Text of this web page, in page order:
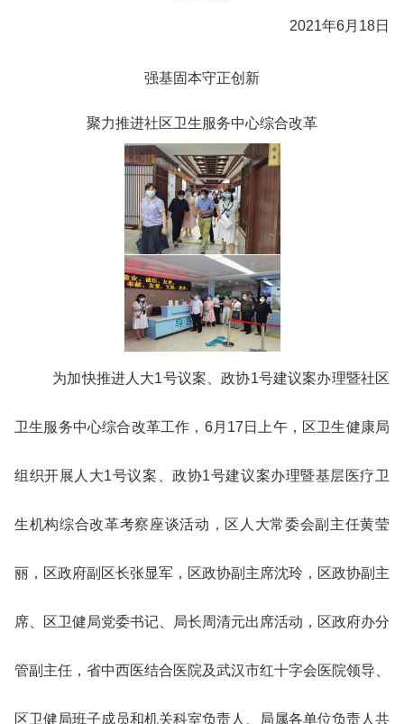
2021年6月18日
强基固本守正创新
聚力推进社区卫生服务中心综合改革
为加快推进人大1号议案、政协1号建议案办理暨社区
卫生服务中心综合改革工作，6月17日上午，区卫生健康局
组织开展人大1号议案、政协1号建议案办理暨基层医疗卫
生机构综合改革考察座谈活动，区人大常委会副主任黄莹
丽，区政府副区长张显军，区政协副主席沈玲，区政协副主
席、区卫健局党委书记、局长周清元出席活动，区政府办分
管副主任，省中西医结合医院及武汉市红十字会医院领导、
区卫健局班子成员和机关科室负责人、局属各单位负责人共